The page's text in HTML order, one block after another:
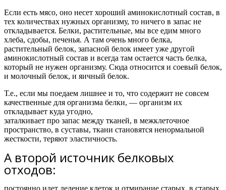
Если есть мясо, оно несет хороший аминокислотный состав, в
тех количествах нужных организму, то ничего в запас не
откладывается. Белки, растительные, мы все едим много
хлеба, сдобы, печенья. А там очень много белка,
растительный белок, запасной белок имеет уже другой
аминокислотный состав и всегда там остается часть белка,
который не нужен организму. Сюда относится и соевый белок,
и молочный белок, и яичный белок.
Т.е., если мы поедаем лишнее и то, что содержит не совсем
качественные для организма белки, — организм их
откладывает куда угодно,
заталкивает про запас между тканей, в межклеточное
пространство, в суставы, ткани становятся ненормальной
жесткости, теряют эластичность.
А второй источник белковых
отходов:
постоянно идет деление клеток и отмирание старых, в старых